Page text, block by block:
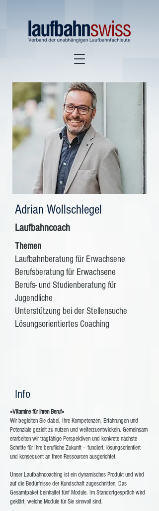
Adrian Wollschlegel
Laufbahncoach
Themen
Laufbahnberatung für Erwachsene
Berufsberatung für Erwachsene
Berufs- und Studienberatung für
Jugendliche
Unterstützung bei der Stellensuche
Lösungsorientiertes Coaching
Info
«Vitamine für ihren Beruf»
Wir begleiten Sie dabei, Ihre Kompetenzen, Erfahrungen und
Potenziale gezielt zu nutzen und weiterzuentwickeln. Gemeinsam
erarbeiten wir tragfähige Perspektiven und konkrete nächste
Schritte für Ihre berufliche Zukunft – fundiert, lösungsorientiert
und konsequent an Ihren Ressourcen ausgerichtet.
Unser Laufbahncoaching ist ein dynamisches Produkt und wird
auf die Bedürfnisse der Kundschaft zugeschnitten. Das
Gesamtpaket beinhaltet fünf Module. Im Standortgespräch wird
geklärt, welche Module für Sie sinnvoll sind.